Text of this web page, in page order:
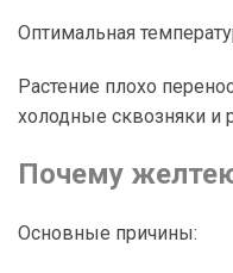
Оптимальная
Растение плохо
холодные сквозняки и
Почему
Основные причины: